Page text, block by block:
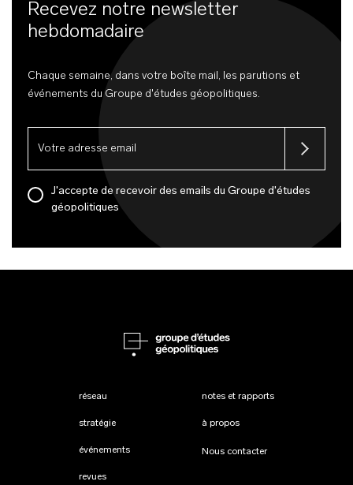
Recevez notre newsletter
hebdomadaire
Chaque semaine, dans votre boîte mail, les parutions et
événements du Groupe d'études géopolitiques.
J'accepte de recevoir des emails du Groupe d'études
géopolitiques
réseau
stratégie
événements
revues
notes et rapports
à propos
Nous contacter